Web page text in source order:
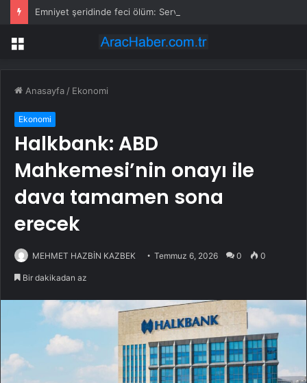
Menü
Anasayfa / Ekonomi
Ekonomi
Halkbank: ABD
Mahkemesi’nin onayı ile
dava tamamen sona
erecek
MEHMET HAZBİN KAZBEK Temmuz 6, 2026 0 0
Bir dakikadan az